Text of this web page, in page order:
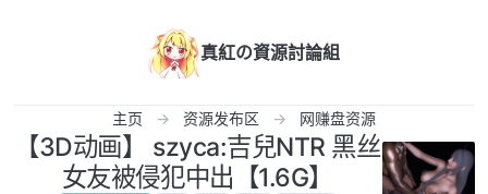
真紅の資源討論組
主页 资源发布区 网赚盘资源
【3D动画】 szyca:吉兒NTR 黑丝
女友被侵犯中出【1.6G】